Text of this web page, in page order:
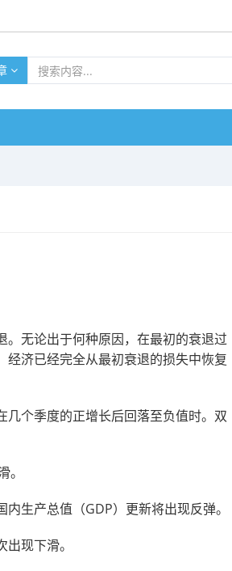
无论出于何种原因，在最初的衰退过
济已经完全从最初衰退的损失中恢复
几个季度的正增长后回落至负值时。双
生产总值（GDP）更新将出现反弹。
现下滑。